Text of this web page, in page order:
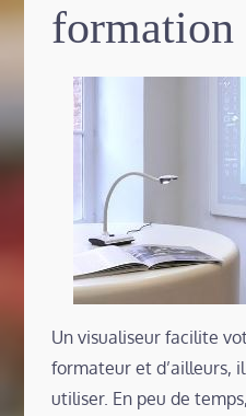
formation
Un visualiseur facilite
formateur et d’ailleurs,
utiliser. En peu de